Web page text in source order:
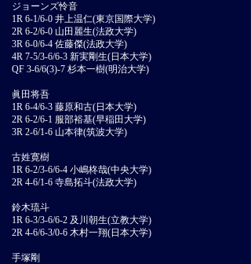
ジョーンズ怜音
1R 6-1/6-0 井上温仁(東京国際大学)
2R 6-2/6-0 山田麗生(法政大学)
3R 6-0/6-4 佐藤傑(法政大学)
4R 7-5/3-6/6-3 新実剛生(日本大学)
QF 3-6/6(3)-7 杉本一樹(明治大学)
眞田将吾
1R 6-4/6-3 藤原和古(日本大学)
2R 6-2/6-1 服部裕基(早稲田大学)
3R 2-6/1-6 山本律(筑波大学)
古姓寛樹
1R 6-2/3-6/6-4 小嶋柊哉(中央大学)
2R 4-6/1-6 寺島拓斗(法政大学)
鈴木琉斗
1R 6-3/3-6/6-2 及川朝生(立教大学)
2R 4-6/6-3/0-6 木村一翔(日本大学)
手塚剛